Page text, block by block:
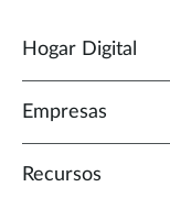
Hogar Digital
Empresas
Recursos